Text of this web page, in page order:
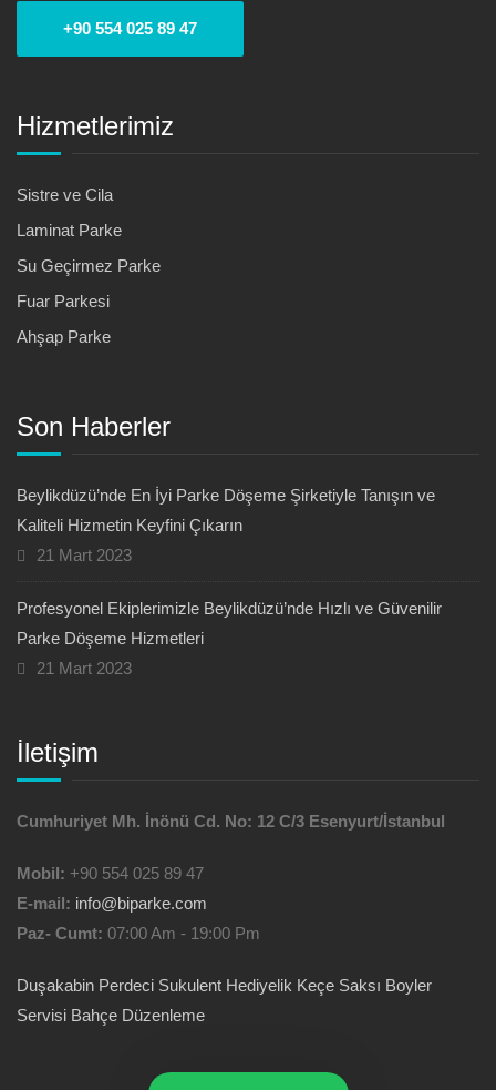
+90 554 025 89 47
Hizmetlerimiz
Sistre ve Cila
Laminat Parke
Su Geçirmez Parke
Fuar Parkesi
Ahşap Parke
Son Haberler
Beylikdüzü’nde En İyi Parke Döşeme Şirketiyle Tanışın ve
Kaliteli Hizmetin Keyfini Çıkarın
21 Mart 2023
Profesyonel Ekiplerimizle Beylikdüzü’nde Hızlı ve Güvenilir
Parke Döşeme Hizmetleri
21 Mart 2023
İletişim
Cumhuriyet Mh. İnönü Cd. No: 12 C/3 Esenyurt/İstanbul
Mobil: +90 554 025 89 47
E-mail: info@biparke.com
Paz- Cumt: 07:00 Am - 19:00 Pm
Duşakabin Perdeci Sukulent Hediyelik Keçe Saksı Boyler
Servisi Bahçe Düzenleme